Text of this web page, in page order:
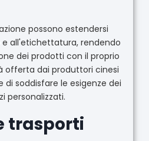
possono estendersi
all'etichettatura, rendendo
dei prodotti con il proprio
offerta dai produttori cinesi
di soddisfare le esigenze dei
personalizzati.
trasporti